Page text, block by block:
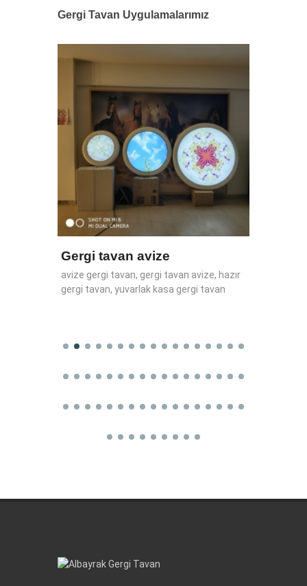
Gergi Tavan Uygulamalarımız
Gergi tavan avize
avize gergi tavan, gergi tavan avize, hazır
gergi tavan, yuvarlak kasa gergi tavan